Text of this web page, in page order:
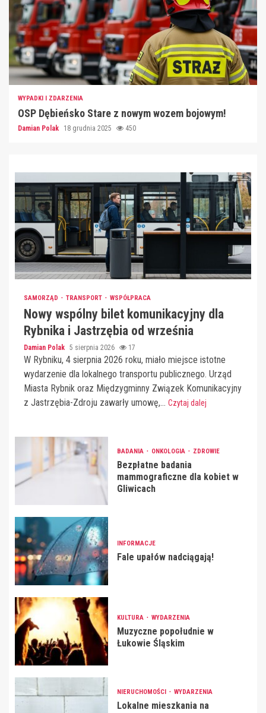
WYPADKI I ZDARZENIA
OSP Dębieńsko Stare z nowym wozem bojowym!
Damian Polak 18 grudnia 2025 450
SAMORZĄD TRANSPORT WSPÓŁPRACA
Nowy wspólny bilet komunikacyjny dla
Rybnika i Jastrzębia od września
Damian Polak 5 sierpnia 2026 17
W Rybniku, 4 sierpnia 2026 roku, miało miejsce istotne
wydarzenie dla lokalnego transportu publicznego. Urząd
Miasta Rybnik oraz Międzygminny Związek Komunikacyjny
z Jastrzębia-Zdroju zawarły umowę,... Czytaj dalej
BADANIA ONKOLOGIA ZDROWIE
Bezpłatne badania
mammograficzne dla kobiet w
Gliwicach
INFORMACJE
Fale upałów nadciągają!
KULTURA WYDARZENIA
Muzyczne popołudnie w
Łukowie Śląskim
NIERUCHOMOŚCI WYDARZENIA
Lokalne mieszkania na